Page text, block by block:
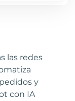
las redes
y
con IA